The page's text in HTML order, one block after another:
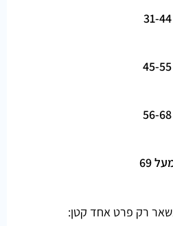
31-44
45-55
56-68
69
רק פרט אחד קטן: